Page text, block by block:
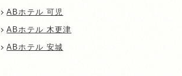
ABホテル 可児
ABホテル 木更津
ABホテル 安城